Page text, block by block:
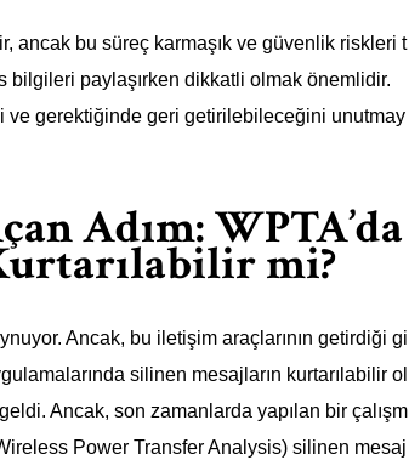
ancak bu süreç karmaşık ve güvenlik riskleri t
paylaşırken dikkatli olmak önemlidir.
ve gerektiğinde geri getirilebileceğini unutmay
Adım: WPTA’da
mi?
Ancak, bu iletişim araçlarının getirdiği gi
silinen mesajların kurtarılabilir ol
Ancak, son zamanlarda yapılan bir çalışm
Power Transfer Analysis) silinen mesaj